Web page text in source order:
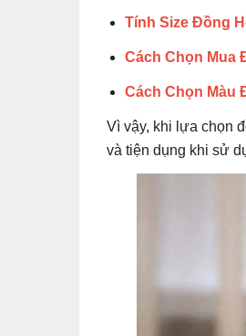
Tính Size Đồng
Cách Chọn Mua
Cách Chọn Màu
Vì vậy, khi lựa chọn
và tiện dụng khi sử